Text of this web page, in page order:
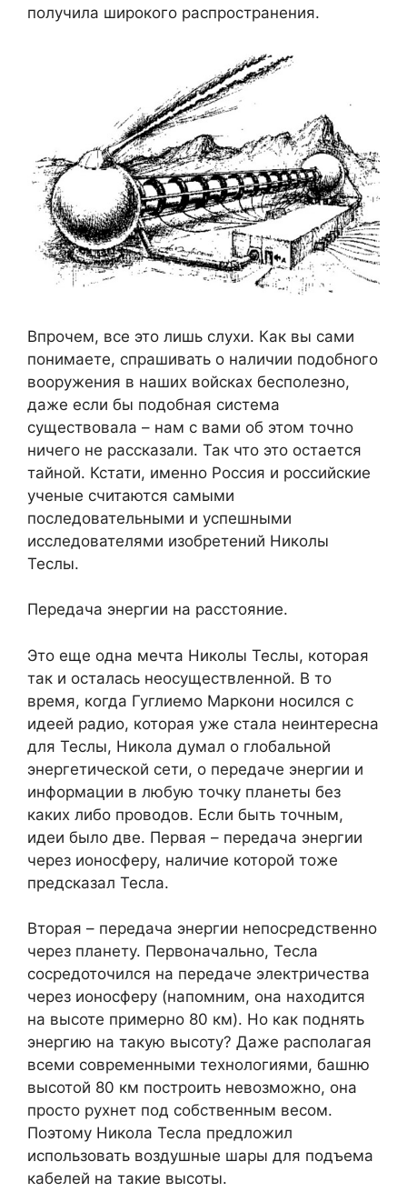
получила широкого распространения.
Впрочем, все это лишь слухи. Как вы сами
понимаете, спрашивать о наличии подобного
вооружения в наших войсках бесполезно,
даже если бы подобная система
существовала – нам с вами об этом точно
ничего не рассказали. Так что это остается
тайной. Кстати, именно Россия и российские
ученые считаются самыми
последовательными и успешными
исследователями изобретений Николы
Теслы.
Передача энергии на расстояние.
Это еще одна мечта Николы Теслы, которая
так и осталась неосуществленной. В то
время, когда Гуглиемо Маркони носился с
идеей радио, которая уже стала неинтересна
для Теслы, Никола думал о глобальной
энергетической сети, о передаче энергии и
информации в любую точку планеты без
каких либо проводов. Если быть точным,
идеи было две. Первая – передача энергии
через ионосферу, наличие которой тоже
предсказал Тесла.
Вторая – передача энергии непосредственно
через планету. Первоначально, Тесла
сосредоточился на передаче электричества
через ионосферу (напомним, она находится
на высоте примерно 80 км). Но как поднять
энергию на такую высоту? Даже располагая
всеми современными технологиями, башню
высотой 80 км построить невозможно, она
просто рухнет под собственным весом.
Поэтому Никола Тесла предложил
использовать воздушные шары для подъема
кабелей на такие высоты.